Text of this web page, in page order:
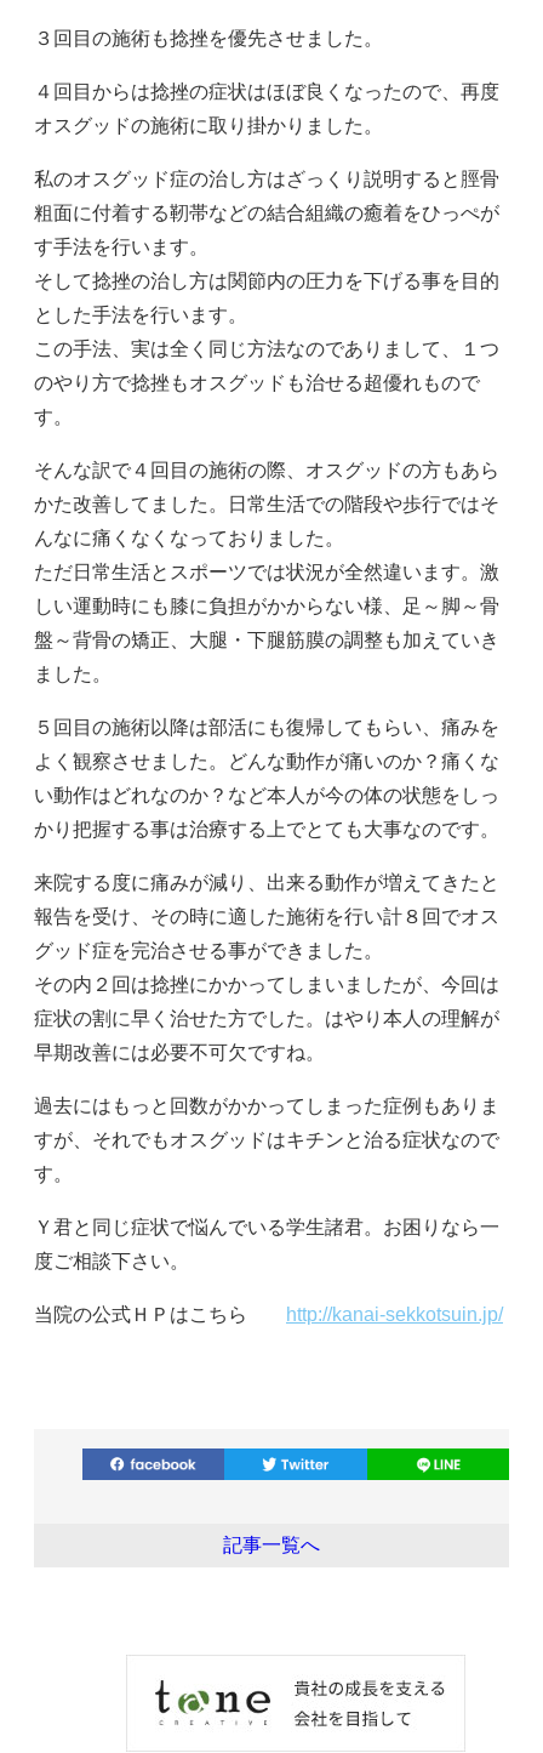
３回目の施術も捻挫を優先させました。
４回目からは捻挫の症状はほぼ良くなったので、再度
オスグッドの施術に取り掛かりました。
私のオスグッド症の治し方はざっくり説明すると脛骨
粗面に付着する靭帯などの結合組織の癒着をひっぺが
す手法を行います。
そして捻挫の治し方は関節内の圧力を下げる事を目的
とした手法を行います。
この手法、実は全く同じ方法なのでありまして、１つ
のやり方で捻挫もオスグッドも治せる超優れもので
す。
そんな訳で４回目の施術の際、オスグッドの方もあら
かた改善してました。日常生活での階段や歩行ではそ
んなに痛くなくなっておりました。
ただ日常生活とスポーツでは状況が全然違います。激
しい運動時にも膝に負担がかからない様、足～脚～骨
盤～背骨の矯正、大腿・下腿筋膜の調整も加えていき
ました。
５回目の施術以降は部活にも復帰してもらい、痛みを
よく観察させました。どんな動作が痛いのか？痛くな
い動作はどれなのか？など本人が今の体の状態をしっ
かり把握する事は治療する上でとても大事なのです。
来院する度に痛みが減り、出来る動作が増えてきたと
報告を受け、その時に適した施術を行い計８回でオス
グッド症を完治させる事ができました。
その内２回は捻挫にかかってしまいましたが、今回は
症状の割に早く治せた方でした。はやり本人の理解が
早期改善には必要不可欠ですね。
過去にはもっと回数がかかってしまった症例もありま
すが、それでもオスグッドはキチンと治る症状なので
す。
Ｙ君と同じ症状で悩んでいる学生諸君。お困りなら一
度ご相談下さい。
当院の公式ＨＰはこちら http://kanai-sekkotsuin.jp/
記事一覧へ